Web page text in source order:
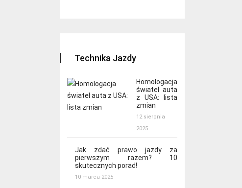
Technika Jazdy
Homologacja
świateł auta
z USA: lista
zmian
12 sierpnia
2025
Jak zdać prawo jazdy za
pierwszym razem? 10
skutecznych porad!
10 marca 2025